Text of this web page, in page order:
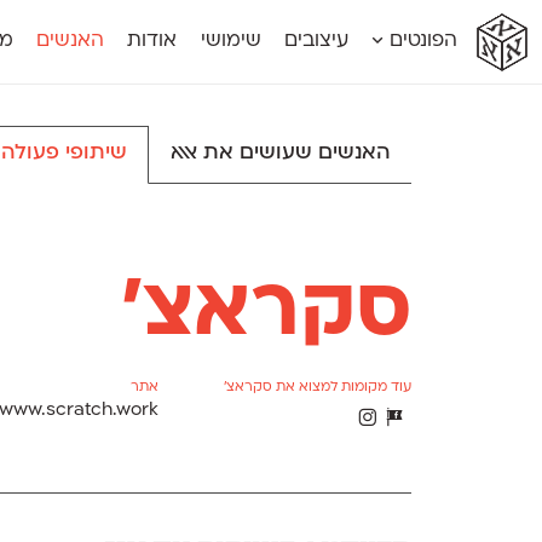
אא
אא
א
א
הפונטים עיצובים שימושי אודות האנשים
האנשים שעושים את אאא שיתופי פעולה
סקראצ׳
עוד מקומות למצוא את סקראצ׳
Δ
Θ
אתר
www.scratch.work